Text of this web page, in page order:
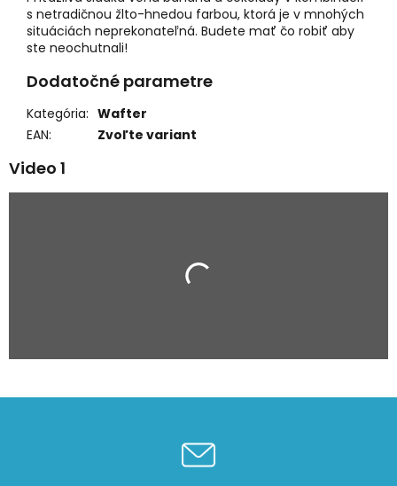
s netradičnou žlto-hnedou farbou, ktorá je v mnohých
situáciách neprekonateľná. Budete mať čo robiť aby
ste neochutnali!
Dodatočné parametre
Kategória: Wafter
EAN: Zvoľte variant
Video 1